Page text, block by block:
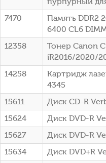
7470
Память DDR2
6400 CL6
12358
Тонер Canon
iR2016/2020/
14258
Картридж
4345
15611
Диск CD-R
15624
Диск DVD-R
15627
Диск DVD-R
15634
Диск DVD+R